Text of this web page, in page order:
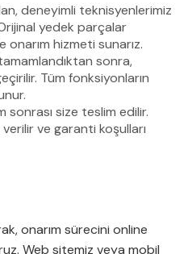
deneyimli teknisyenlerimiz
Orijinal yedek parçalar
hizmeti sunarız.
sonra,
Tüm fonksiyonların
sonrası size teslim edilir.
ve garanti koşulları
onarım sürecini online
Web sitemiz veya mobil